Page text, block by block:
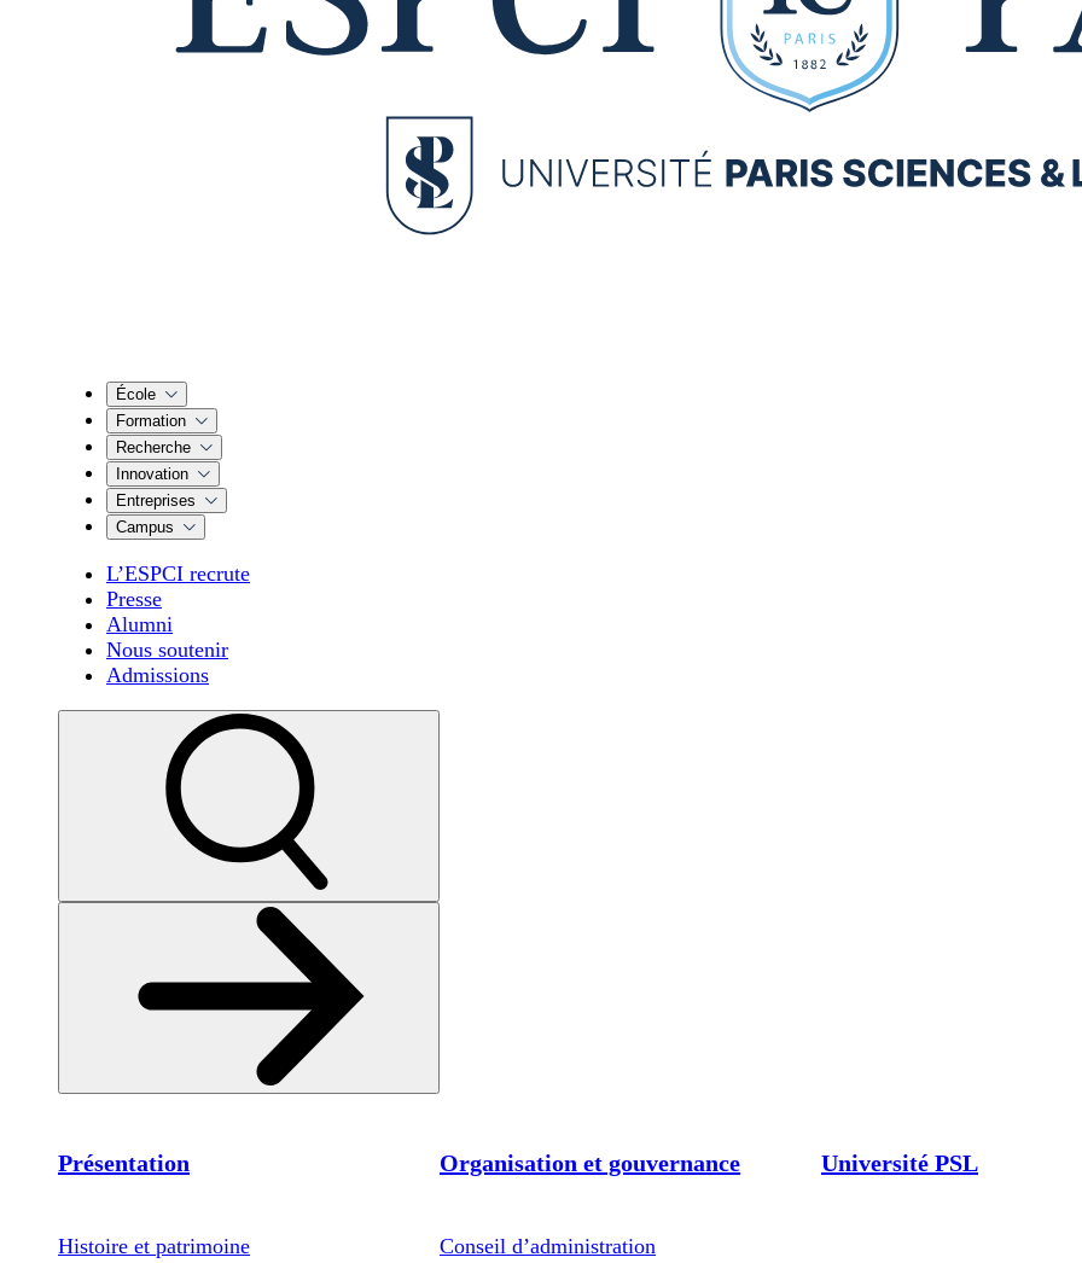
École
Formation
Recherche
Innovation
Entreprises
Campus
L’ESPCI recrute
Presse
Alumni
Nous soutenir
Admissions
Présentation
Histoire et patrimoine
Organisation et gouvernance
Conseil d’administration
Université PSL